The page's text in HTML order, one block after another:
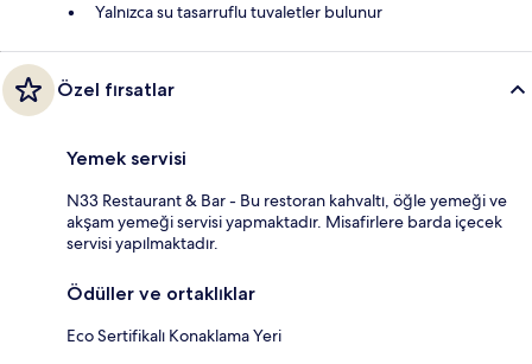
Yalnızca su tasarruflu tuvaletler bulunur
Özel fırsatlar
Yemek servisi
N33 Restaurant & Bar - Bu restoran kahvaltı, öğle yemeği ve
akşam yemeği servisi yapmaktadır. Misafirlere barda içecek
servisi yapılmaktadır.
Ödüller ve ortaklıklar
Eco Sertifikalı Konaklama Yeri